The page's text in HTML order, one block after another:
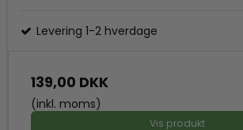
Levering 1-2 hverdage
139,00 DKK
(inkl. moms)
Vis produkt